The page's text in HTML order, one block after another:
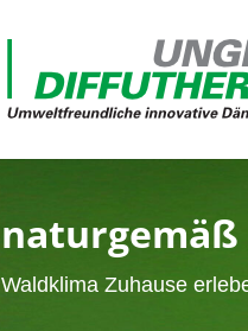
natur­gemäß
Wald­klima Zuhause